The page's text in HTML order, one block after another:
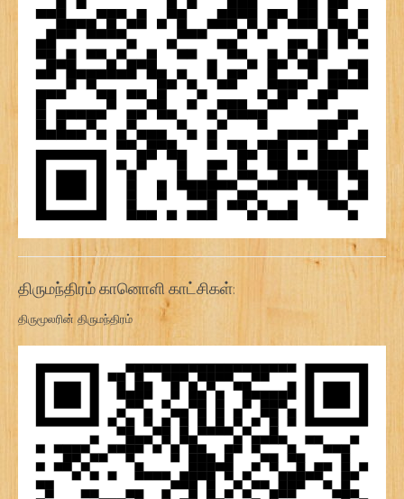
திருமந்திரம் கானொளி காட்சிகள்:
திருமூலரின் திருமந்திரம்